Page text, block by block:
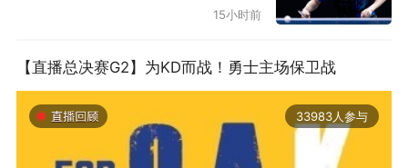
2017×2
2018×4
15小时前
【直播总决赛G2】为KD而战！勇士主场保卫战
33983人参与